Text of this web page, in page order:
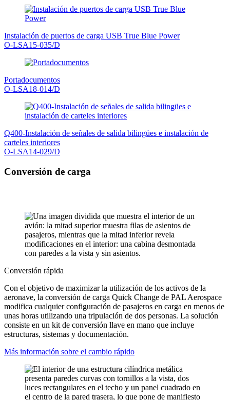
Instalación de puertos de carga USB True Blue Power
O-LSA15-035/D
Portadocumentos
O-LSA18-014/D
Q400-Instalación de señales de salida bilingües e instalación de
carteles interiores
O-LSA14-029/D
Conversión de carga
Conversión rápida
Con el objetivo de maximizar la utilización de los activos de la
aeronave, la conversión de carga Quick Change de PAL Aerospace
modifica cualquier configuración de pasajeros en carga en menos de
unas horas utilizando una tripulación de dos personas. La solución
consiste en un kit de conversión llave en mano que incluye
estructuras, sistemas y documentación.
Más información sobre el cambio rápido